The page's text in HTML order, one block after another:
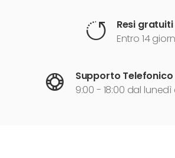
Resi gratuiti
Entro 14
Supporto Telefonico
9:00 - 18:00 dal